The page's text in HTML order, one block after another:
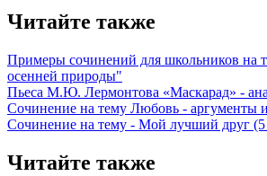
Читайте также
Примеры сочинений для школьников на
осенней природы"
Пьеса М.Ю. Лермонтова «Маскарад» -
Сочинение на тему Любовь - аргументы
Сочинение на тему - Мой лучший друг (5
Читайте также